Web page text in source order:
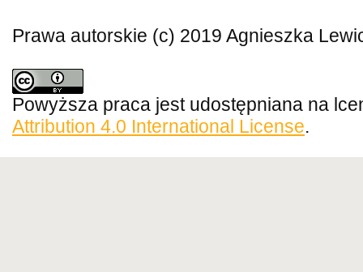
Prawa autorskie (c) 2019 Agnieszka
Powyższa praca jest udostępniana na
Attribution 4.0 International License.